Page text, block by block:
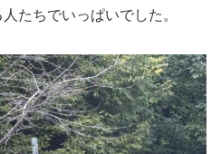
たちでいっぱいでした。